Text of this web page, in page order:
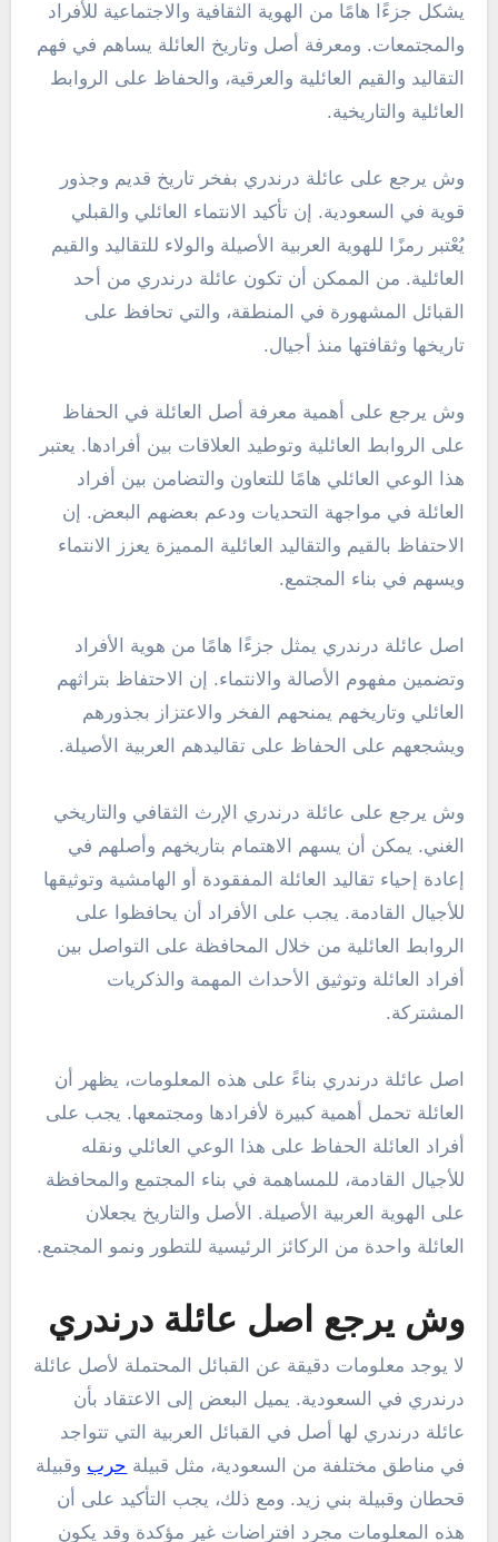
يشكل جزءًا هامًا من الهوية الثقافية والاجتماعية للأفراد
والمجتمعات. ومعرفة أصل وتاريخ العائلة يساهم في فهم
التقاليد والقيم العائلية والعرقية، والحفاظ على الروابط
العائلية والتاريخية.
وش يرجع على عائلة درندري بفخر تاريخ قديم وجذور
قوية في السعودية. إن تأكيد الانتماء العائلي والقبلي
يُعْتبر رمزًا للهوية العربية الأصيلة والولاء للتقاليد والقيم
العائلية. من الممكن أن تكون عائلة درندري من أحد
القبائل المشهورة في المنطقة، والتي تحافظ على
تاريخها وثقافتها منذ أجيال.
وش يرجع على أهمية معرفة أصل العائلة في الحفاظ
على الروابط العائلية وتوطيد العلاقات بين أفرادها. يعتبر
هذا الوعي العائلي هامًا للتعاون والتضامن بين أفراد
العائلة في مواجهة التحديات ودعم بعضهم البعض. إن
الاحتفاظ بالقيم والتقاليد العائلية المميزة يعزز الانتماء
ويسهم في بناء المجتمع.
اصل عائلة درندري يمثل جزءًا هامًا من هوية الأفراد
وتضمين مفهوم الأصالة والانتماء. إن الاحتفاظ بتراثهم
العائلي وتاريخهم يمنحهم الفخر والاعتزاز بجذورهم
ويشجعهم على الحفاظ على تقاليدهم العربية الأصيلة.
وش يرجع على عائلة درندري الإرث الثقافي والتاريخي
الغني. يمكن أن يسهم الاهتمام بتاريخهم وأصلهم في
إعادة إحياء تقاليد العائلة المفقودة أو الهامشية وتوثيقها
للأجيال القادمة. يجب على الأفراد أن يحافظوا على
الروابط العائلية من خلال المحافظة على التواصل بين
أفراد العائلة وتوثيق الأحداث المهمة والذكريات
المشتركة.
اصل عائلة درندري بناءً على هذه المعلومات، يظهر أن
العائلة تحمل أهمية كبيرة لأفرادها ومجتمعها. يجب على
أفراد العائلة الحفاظ على هذا الوعي العائلي ونقله
للأجيال القادمة، للمساهمة في بناء المجتمع والمحافظة
على الهوية العربية الأصيلة. الأصل والتاريخ يجعلان
العائلة واحدة من الركائز الرئيسية للتطور ونمو المجتمع.
وش يرجع اصل عائلة درندري
لا يوجد معلومات دقيقة عن القبائل المحتملة لأصل عائلة
درندري في السعودية. يميل البعض إلى الاعتقاد بأن
عائلة درندري لها أصل في القبائل العربية التي تتواجد
في مناطق مختلفة من السعودية، مثل قبيلة حرب وقبيلة
قحطان وقبيلة بني زيد. ومع ذلك، يجب التأكيد على أن
هذه المعلومات مجرد افتراضات غير مؤكدة وقد يكون